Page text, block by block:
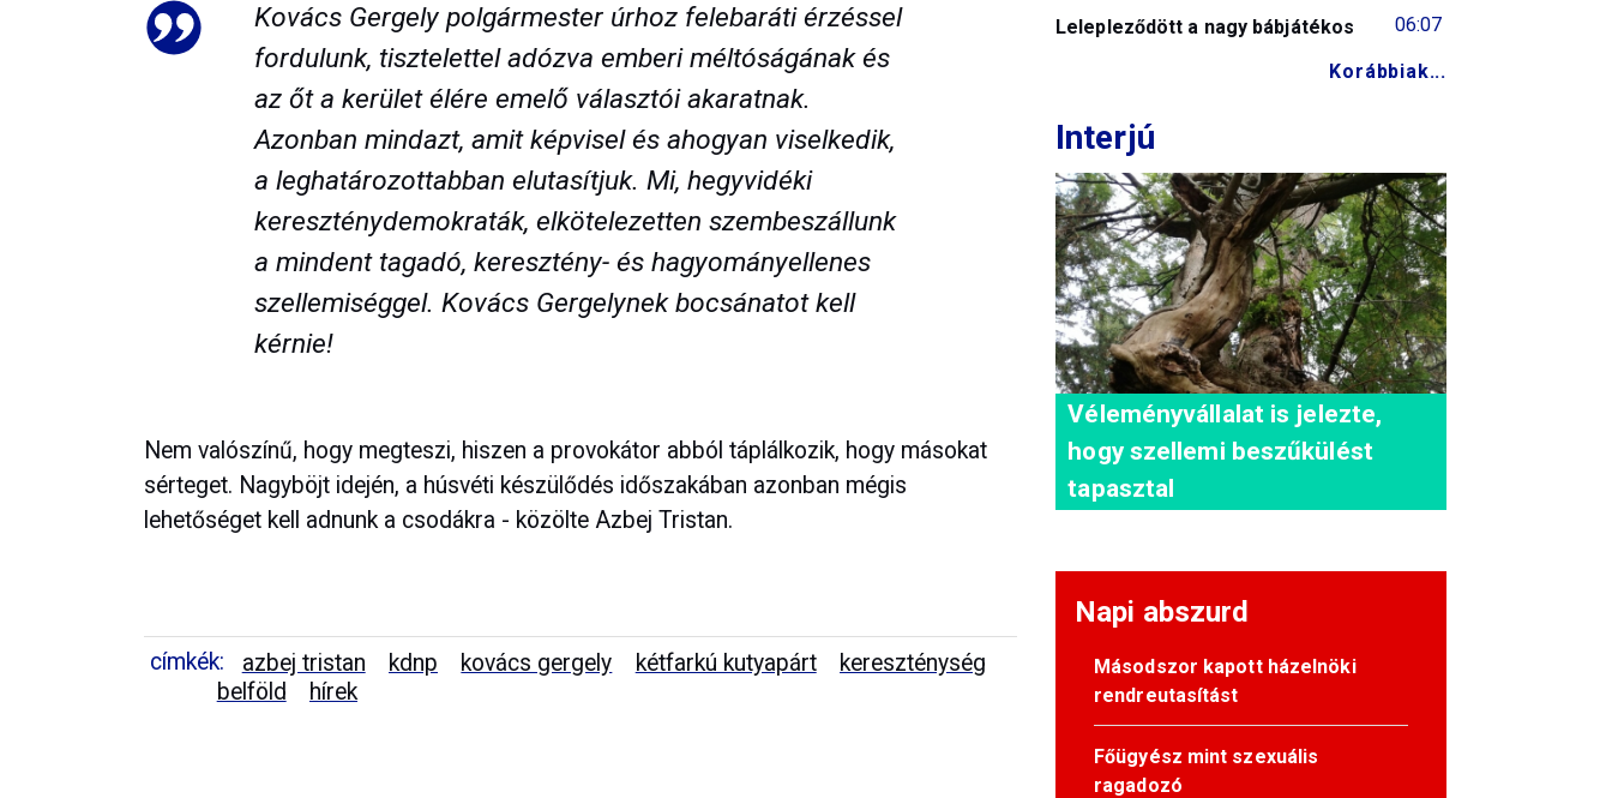
Kovács Gergely polgármester úrhoz felebaráti érzéssel
fordulunk, tisztelettel adózva emberi méltóságának és
az őt a kerület élére emelő választói akaratnak.
Azonban mindazt, amit képvisel és ahogyan viselkedik,
a leghatározottabban elutasítjuk. Mi, hegyvidéki
kereszténydemokraták, elkötelezetten szembeszállunk
a mindent tagadó, keresztény- és hagyományellenes
szellemiséggel. Kovács Gergelynek bocsánatot kell
kérnie!
Nem valószínű, hogy megteszi, hiszen a provokátor abból táplálkozik, hogy másokat
sérteget. Nagyböjt idején, a húsvéti készülődés időszakában azonban mégis
lehetőséget kell adnunk a csodákra - közölte Azbej Tristan.
címkék: azbej tristan kdnp kovács gergely kétfarkú kutyapárt
kereszténység
belföld
hírek
06:07
Lelepleződött a nagy bábjátékos
Korábbiak...
Interjú
Véleményvállalat is jelezte,
hogy szellemi beszűkülést
tapasztal
Napi abszurd
Másodszor kapott házelnöki
rendreutasítást
Főügyész mint szexuális
ragadozó